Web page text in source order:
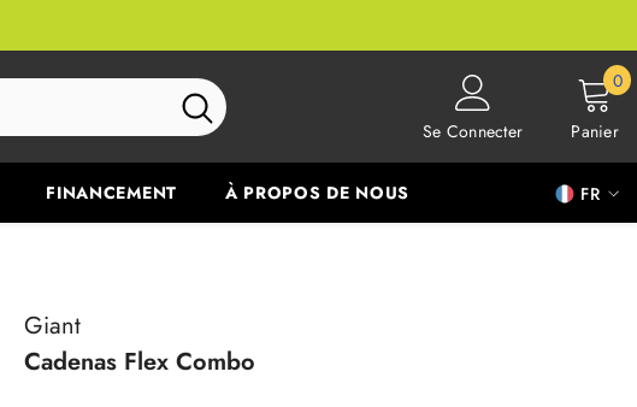
Se Connecter Panier
00
FINANCEMENT À PROPOS DE NOUS
FR
FR
Giant
Cadenas Flex Combo